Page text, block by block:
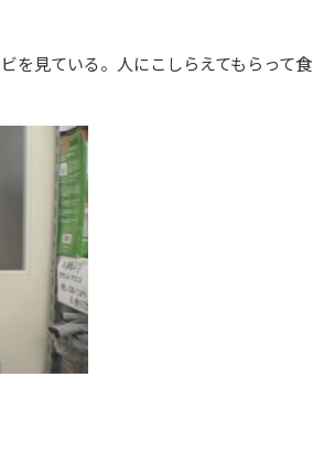
を見ている。人にこしらえてもらって食